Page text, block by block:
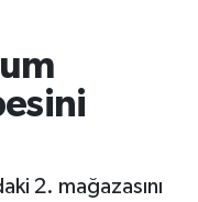
2. mağazasını